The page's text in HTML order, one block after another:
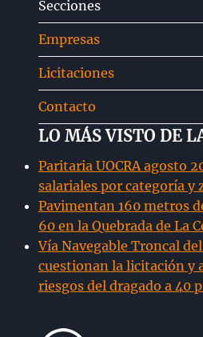
Secciones
Empresas
Licitaciones
Contacto
LO MÁS VISTO DE
Paritaria UOCRA agosto
salariales por categoría y
Pavimentan 160 metros
60 en la Quebrada de La
Vía Navegable Troncal
cuestionan la licitación y
riesgos del dragado a 40